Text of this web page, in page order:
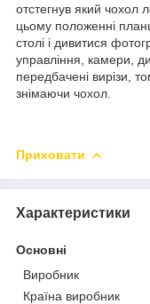
отстегнув який чохол
цьому положенні
столі і дивитися
управління, камери,
передбачені вирізи,
знімаючи чохол.
Приховати
Характеристики
Основні
Виробник
Країна виробник